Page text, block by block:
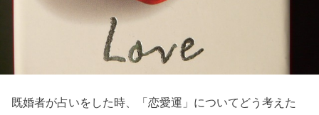
既婚者が占いをした時、「恋愛運」についてどう考えた